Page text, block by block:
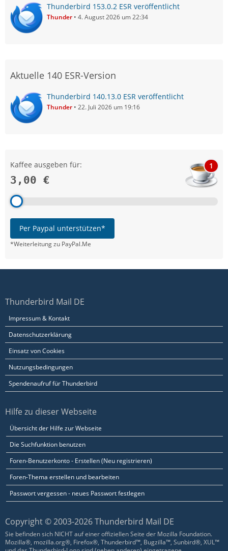
Thunderbird 153.0.2 ESR veröffentlicht
Thunder 4. August 2026 um 22:34
Aktuelle 140 ESR-Version
Thunderbird 140.13.0 ESR veröffentlicht
Thunder 22. Juli 2026 um 19:16
Kaffee ausgeben für:
3,00 €
1
Per Paypal unterstützen*
*Weiterleitung zu PayPal.Me
Thunderbird Mail DE
Impressum & Kontakt
Datenschutzerklärung
Einsatz von Cookies
Nutzungsbedingungen
Spendenaufruf für Thunderbird
Hilfe zu dieser Webseite
Übersicht der Hilfe zur Webseite
Die Suchfunktion benutzen
Foren-Benutzerkonto - Erstellen (Neu registrieren)
Foren-Thema erstellen und bearbeiten
Passwort vergessen - neues Passwort festlegen
Copyright © 2003-2026 Thunderbird Mail DE
Sie befinden sich NICHT auf einer offiziellen Seite der Mozilla Foundation.
Mozilla®, mozilla.org®, Firefox®, Thunderbird™, Bugzilla™, Sunbird®, XUL™